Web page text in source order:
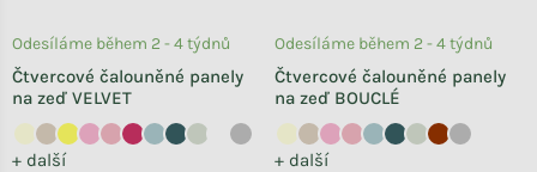
Čtvercové čalouněné panely
na zeď VELVET
+ další
Odesíláme během 2 - 4 týdnů
Čtvercové čalouněné panely
na zeď BOUCLÉ
+ další
Odesíláme během 2 - 4 týdnů